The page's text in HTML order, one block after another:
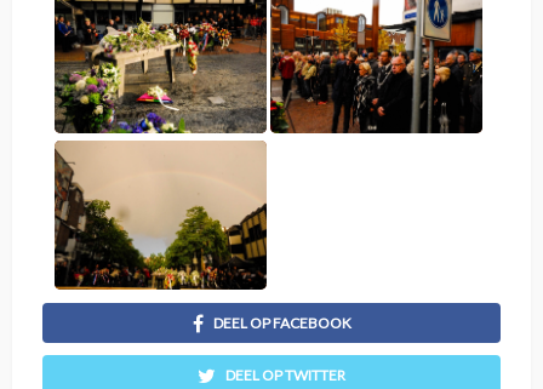
DEEL OP FACEBOOK
DEEL OP TWITTER